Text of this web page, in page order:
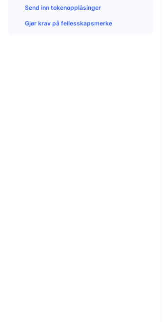
Send inn tokenopplåsinger
Gjør krav på fellesskapsmerke